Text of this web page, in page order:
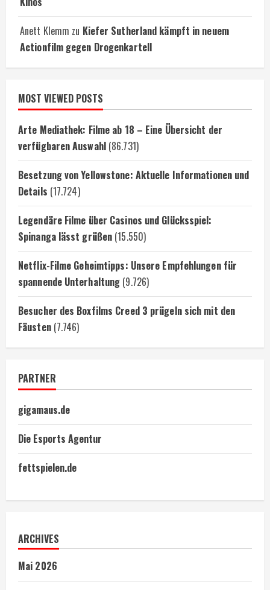
Anett Klemm zu Kiefer Sutherland kämpft in neuem
Actionfilm gegen Drogenkartell
MOST VIEWED POSTS
Arte Mediathek: Filme ab 18 – Eine Übersicht der
verfügbaren Auswahl (86.731)
Besetzung von Yellowstone: Aktuelle Informationen und
Details (17.724)
Legendäre Filme über Casinos und Glücksspiel:
Spinanga lässt grüßen (15.550)
Netflix-Filme Geheimtipps: Unsere Empfehlungen für
spannende Unterhaltung (9.726)
Besucher des Boxfilms Creed 3 prügeln sich mit den
Fäusten (7.746)
PARTNER
gigamaus.de
Die Esports Agentur
fettspielen.de
ARCHIVES
Mai 2026